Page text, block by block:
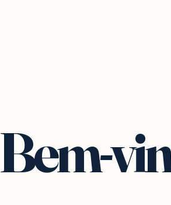
Bem-